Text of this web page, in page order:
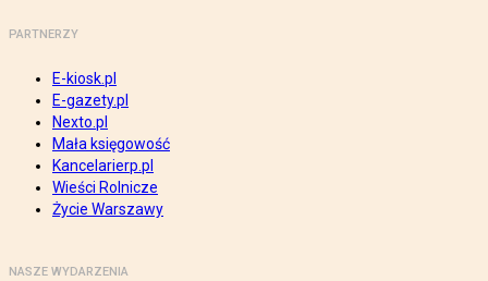
PARTNERZY
E-kiosk.pl
E-gazety.pl
Nexto.pl
Mała księgowość
Kancelarierp.pl
Wieści Rolnicze
Życie Warszawy
NASZE WYDARZENIA